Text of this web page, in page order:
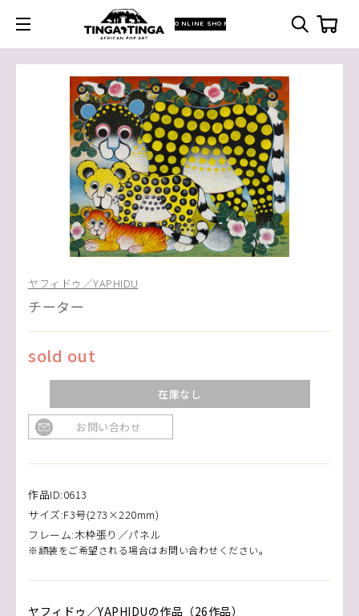
ONLINE SHOP
ヤフィドゥ／YAPHIDU
チーター
sold out
在庫なし
お問い合わせ
作品ID:0613
サイズ:F3号(273×220mm)
フレーム:木枠張り／パネル
※額装をご希望される場合はお問い合わせください。
ヤフィドゥ／YAPHIDUの作品（26作品）